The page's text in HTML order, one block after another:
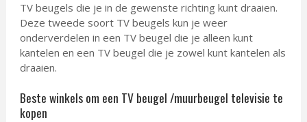
TV beugels die je in de gewenste richting kunt draaien.
Deze tweede soort TV beugels kun je weer
onderverdelen in een TV beugel die je alleen kunt
kantelen en een TV beugel die je zowel kunt kantelen als
draaien.
Beste winkels om een TV beugel /muurbeugel televisie te
kopen